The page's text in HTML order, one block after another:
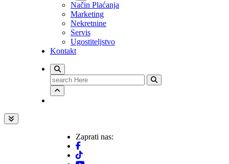
Način Plaćanja
Marketing
Nekretnine
Servis
Ugostiteljstvo
Kontakt
Search
for:
Zaprati nas: